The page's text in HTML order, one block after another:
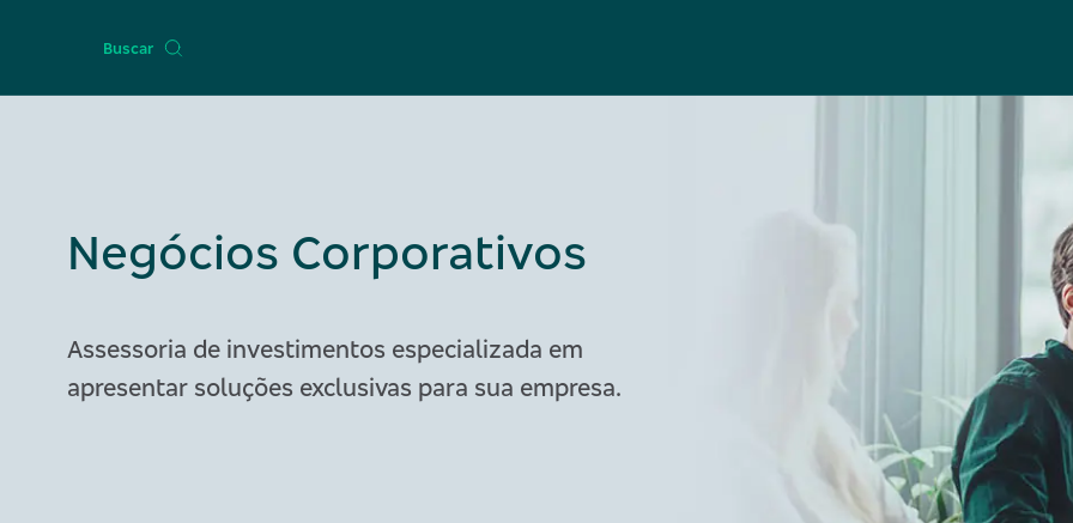
Buscar
Negócios Corporativos
Assessoria de investimentos especializada em
apresentar soluções exclusivas para sua empresa.